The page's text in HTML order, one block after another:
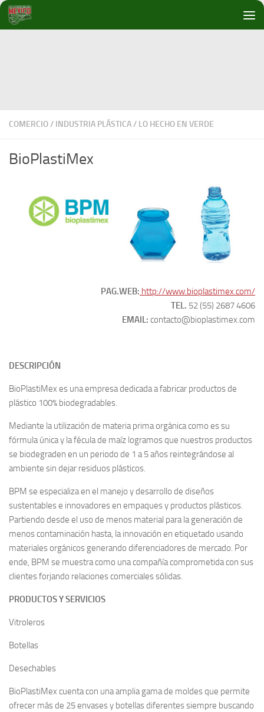
Debajo del contenido
COMERCIO/ INDUSTRIA PLÁSTICA/ LO HECHO EN VERDE
BioPlastiMex
PAG.WEB: http://www.bioplastimex.com/
TEL. 52 (55) 2687 4606
EMAIL: contacto@bioplastimex.com
DESCRIPCIÓN
BioPlastiMex es una empresa dedicada a fabricar productos de
plástico 100% biodegradables.
Mediante la utilización de materia prima orgánica como es su
fórmula única y la fécula de maíz logramos que nuestros productos
se biodegraden en un periodo de 1 a 5 años reintegrándose al
ambiente sin dejar residuos plásticos.
BPM se especializa en el manejo y desarrollo de diseños
sustentables e innovadores en empaques y productos plásticos.
Partiendo desde el uso de menos material para la generación de
menos contaminación hasta, la innovación en etiquetado usando
materiales orgánicos generando diferenciadores de mercado. Por
ende, BPM se muestra como una compañía comprometida con sus
clientes forjando relaciones comerciales sólidas.
PRODUCTOS Y SERVICIOS
Vitroleros
Botellas
Desechables
BioPlastiMex cuenta con una amplia gama de moldes que permite
ofrecer más de 25 envases y botellas diferentes siempre buscando